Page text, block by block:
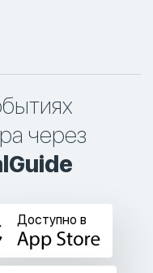
через
Доступно в